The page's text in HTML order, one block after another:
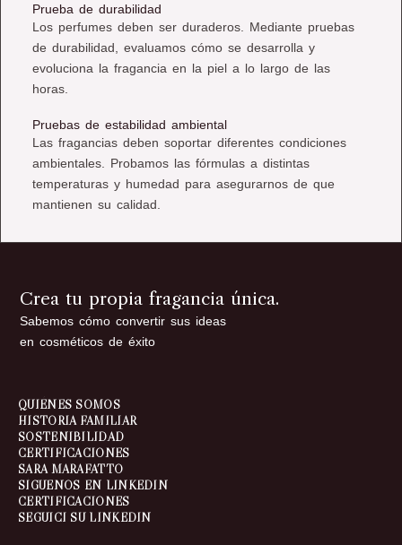
Prueba de durabilidad
Los perfumes deben ser duraderos. Mediante pruebas
de durabilidad, evaluamos cómo se desarrolla y
evoluciona la fragancia en la piel a lo largo de las
horas.
Pruebas de estabilidad ambiental
Las fragancias deben soportar diferentes condiciones
ambientales. Probamos las fórmulas a distintas
temperaturas y humedad para asegurarnos de que
mantienen su calidad.
Crea tu propia fragancia única.
Sabemos cómo convertir sus ideas
en cosméticos de éxito
QUIÉNES SOMOS
HISTORIA FAMILIAR
SOSTENIBILIDAD
CERTIFICACIONES
SARA MARAFATTO
SÍGUENOS EN LINKEDIN
CERTIFICACIONES
SEGUICI SU LINKEDIN